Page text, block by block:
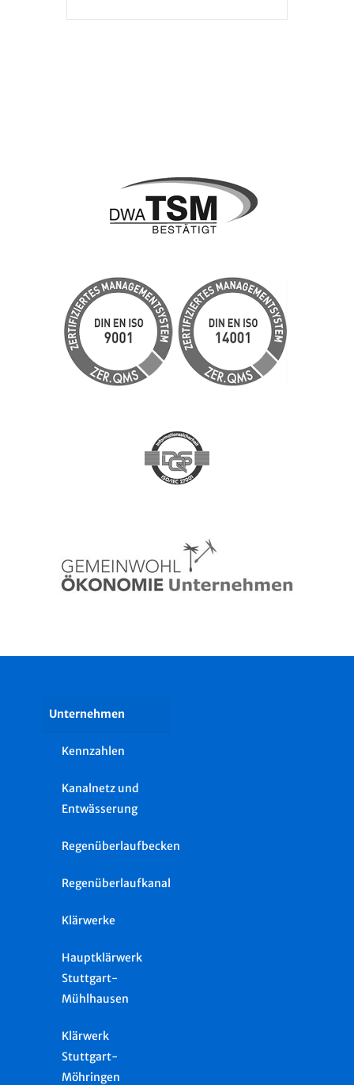
Unternehmen
Kennzahlen
Kanalnetz und
Entwässerung
Regenüberlaufbecken
Regenüberlaufkanal
Klärwerke
Hauptklärwerk
Stuttgart-
Mühlhausen
Klärwerk
Stuttgart-
Möhringen